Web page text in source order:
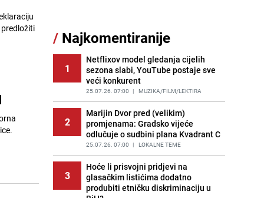
11
Cijela regija čeka njegovu
progonozu: Poznati meteorolog
najavljuje veću promjenu vremena
PRIJE OKO 15H | REGIJA
12
Tajna savršenog makedonskog
ajvara: Stari recept za kremast i
bogat okus
PRIJE 2 DANA | RECEPTI
13
Borba trajala satima: Pogledajte
'grdosiju' od skoro tri metra koju su
braća izvukla iz mora
PRIJE 2 DANA SVIJET
/ Najkomentiranije
1
Netflixov model gledanja cijelih
sezona slabi, YouTube postaje sve
veći konkurent
25.07.26. 07:00 | MUZIKA/FILM/LEKTIRA
2
Marijin Dvor pred (velikim)
promjenama: Gradsko vijeće
odlučuje o sudbini plana Kvadrant C
25.07.26. 07:00 | LOKALNE TEME
3
Hoće li prisvojni pridjevi na
glasačkim listićima dodatno
produbiti etničku diskriminaciju u